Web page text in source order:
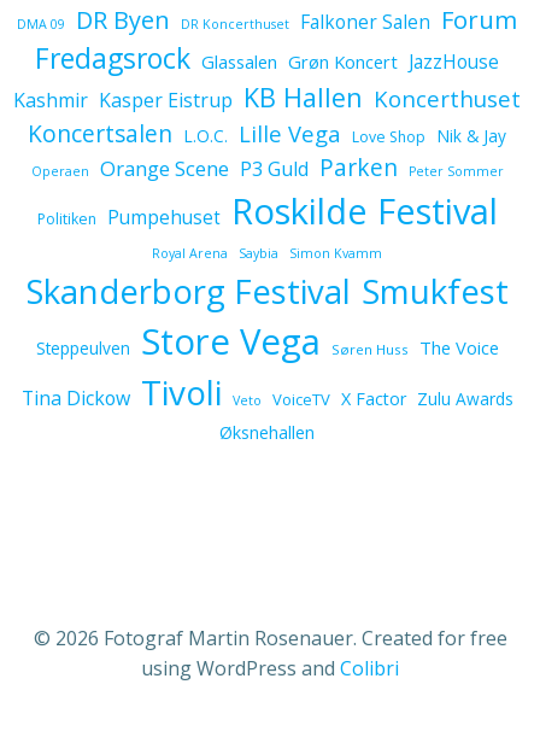
DMA 09 DR Byen DR Koncerthuset Falkoner Salen Forum
Fredagsrock Glassalen Grøn Koncert JazzHouse
Kashmir Kasper Eistrup KB Hallen Koncerthuset
Koncertsalen L.O.C. Lille Vega Love Shop Nik & Jay
Operaen Orange Scene P3 Guld Parken Peter Sommer
Politiken Pumpehuset Roskilde Festival
Royal Arena Saybia Simon Kvamm
Skanderborg Festival Smukfest
Steppeulven Store Vega Søren Huss The Voice
Tina Dickow Tivoli Veto VoiceTV X Factor Zulu Awards
Øksnehallen
© 2026 Fotograf Martin Rosenauer. Created for free
using WordPress and Colibri